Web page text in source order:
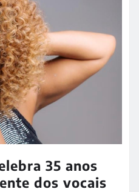
35 anos
dos vocais